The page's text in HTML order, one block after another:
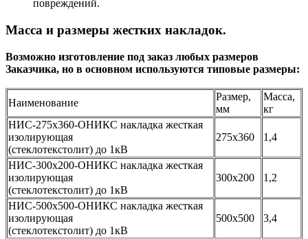
повреждений.
Масса и размеры жестких накладок.
Возможно изготовление под заказ любых размеров
Заказчика, но в основном используются типовые размеры:
Наименование
Размер,
мм
Масса,
кг
НИС-275х360-ОНИКС накладка жесткая
изолирующая
(стеклотекстолит) до 1кВ
275х360 1,4
НИС-300х200-ОНИКС накладка жесткая
изолирующая
(стеклотекстолит) до 1кВ
300х200 1,2
НИС-500х500-ОНИКС накладка жесткая
изолирующая
(стеклотекстолит) до 1кВ
500х500 3,4